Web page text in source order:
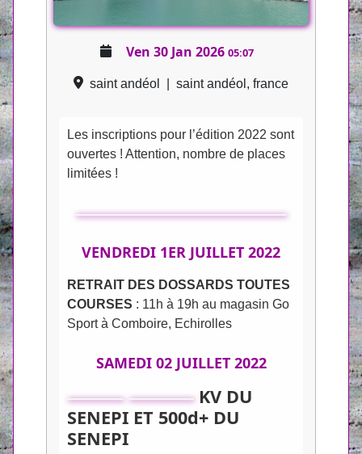
Ven 30 Jan 2026 05:07
saint andéol saint andéol, france
Les inscriptions pour l’édition 2022 sont
ouvertes ! Attention, nombre de places
limitées !
VENDREDI 1ER JUILLET 2022
RETRAIT DES DOSSARDS TOUTES
COURSES : 11h à 19h au magasin Go
Sport à Comboire, Echirolles
SAMEDI 02 JUILLET 2022
KV DU
SENEPI ET 500d+ DU
SENEPI